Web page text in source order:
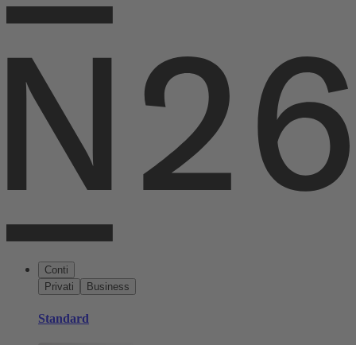
Conti
Privati
Business
Standard